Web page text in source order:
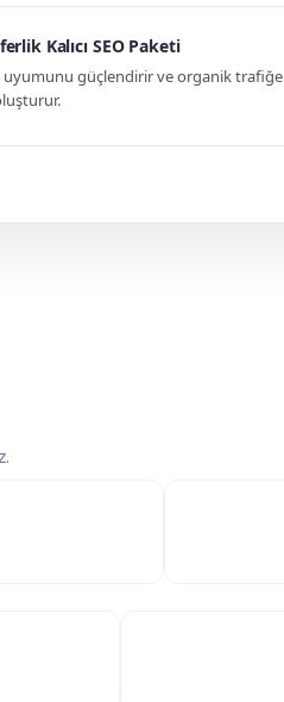
Kalıcı SEO Paketi
uyumunu güçlendirir ve organik trafiğe